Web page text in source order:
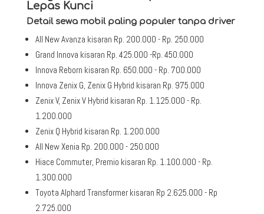
Lepas Kunci
Detail sewa mobil paling populer tanpa driver
All New Avanza kisaran Rp. 200.000 - Rp. 250.000
Grand Innova kisaran Rp. 425.000 -Rp. 450.000
Innova Reborn kisaran Rp. 650.000 - Rp. 700.000
Innova Zenix G, Zenix G Hybrid kisaran Rp. 975.000
Zenix V, Zenix V Hybrid kisaran Rp. 1.125.000 - Rp.
1.200.000
Zenix Q Hybrid kisaran Rp. 1.200.000
All New Xenia Rp. 200.000 - 250.000
Hiace Commuter, Premio kisaran Rp. 1.100.000 - Rp.
1.300.000
Toyota Alphard Transformer kisaran Rp 2.625.000 - Rp
2.725.000